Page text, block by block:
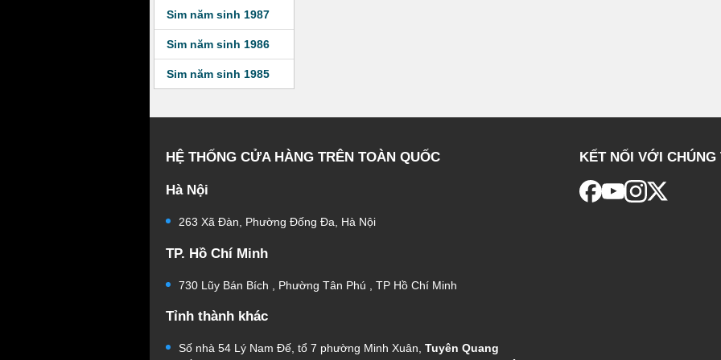
Sim năm sinh 1987
Sim năm sinh 1986
Sim năm sinh 1985
HỆ THỐNG CỬA HÀNG TRÊN TOÀN QUỐC
Hà Nội
263 Xã Đàn, Phường Đống Đa, Hà Nội
TP. Hồ Chí Minh
730 Lũy Bán Bích , Phường Tân Phú , TP Hồ Chí Minh
Tỉnh thành khác
Số nhà 54 Lý Nam Đế, tổ 7 phường Minh Xuân, Tuyên Quang
KẾT NỐI VỚI CHÚNG